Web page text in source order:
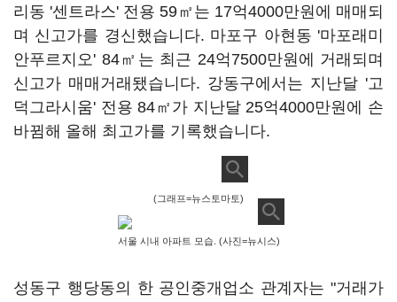
리동 '센트라스' 전용 59㎡는 17억4000만원에 매매되
며 신고가를 경신했습니다. 마포구 아현동 '마포래미
안푸르지오' 84㎡는 최근 24억7500만원에 거래되며
신고가 매매거래됐습니다. 강동구에서는 지난달 '고
덕그라시움' 전용 84㎡가 지난달 25억4000만원에 손
바뀜해 올해 최고가를 기록했습니다.
(그래프=뉴스토마토)
서울 시내 아파트 모습. (사진=뉴시스)
성동구 행당동의 한 공인중개업소 관계자는 "거래가